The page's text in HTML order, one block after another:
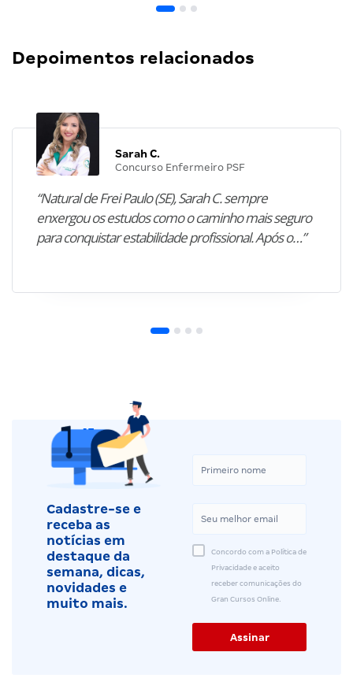
Depoimentos relacionados
Sarah C.
Concurso Enfermeiro PSF
“Natural de Frei Paulo (SE), Sarah C. sempre
enxergou os estudos como o caminho mais seguro
para conquistar estabilidade profissional. Após o…”
Cadastre-se e
receba as
notícias em
destaque da
semana, dicas,
novidades e
muito mais.
Concordo com a Política de
Privacidade e aceito
receber comunicações do
Gran Cursos Online.